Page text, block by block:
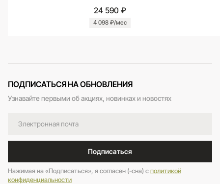
24 590 ₽
4 098 ₽/мес
ПОДПИСАТЬСЯ НА ОБНОВЛЕНИЯ
Узнавайте первыми об акциях, новинках и новостях
Подписаться
Нажимая на «Подписаться», я согласен (-сна) cполитикой
конфиденциальности